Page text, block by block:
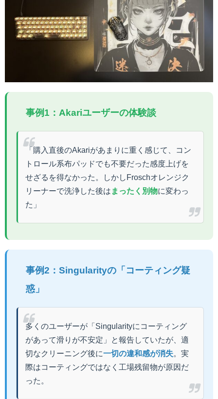
事例1：Akariユーザーの体験談
「購入直後のAkariがあまりに重く感じて、コン
トロール系布パッドでも不要だった感度上げを
せざるを得なかった。しかしFroschオレンジク
リーナーで洗浄した後は まったく別物に変わっ
た」
事例2：Singularityの「コーティング疑
惑」
多くのユーザーが「Singularityにコーティング
があって滑りが不安定」と報告していたが、適
切なクリーニング後に一切の違和感が消失 。実
際はコーティングではなく工場残留物が原因だ
った。